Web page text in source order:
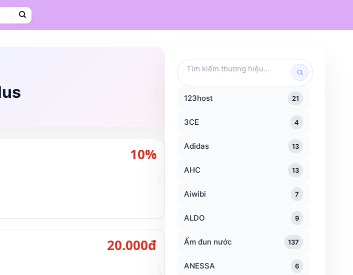
10%
20.000đ
Tìm
kiếm
thương
hiệu
123host 21
3CE 4
Adidas 13
AHC 13
Aiwibi 7
ALDO 9
Ấm đun nước 137
ANESSA 6